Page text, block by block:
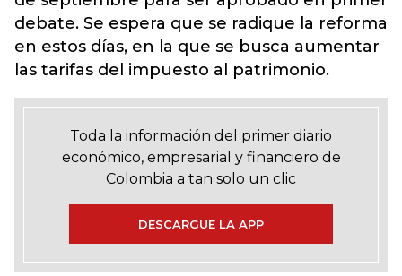
debate. Se espera que se radique la reforma
en estos días, en la que se busca aumentar
las tarifas del impuesto al patrimonio.
Toda la información del primer diario
económico, empresarial y financiero de
Colombia a tan solo un clic
DESCARGUE LA APP